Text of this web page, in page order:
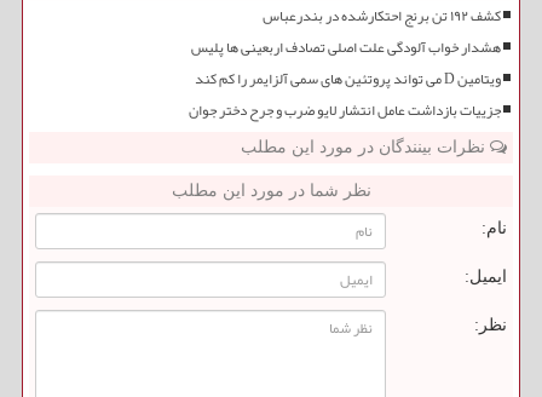
کشف ۱۹۲ تن برنج احتکارشده در بندرعباس
هشدار خواب آلودگی علت اصلی تصادف اربعینی ها پلیس
ویتامین D می تواند پروتئین های سمی آلزایمر را کم کند
جزییات بازداشت عامل انتشار لایو ضرب و جرح دختر جوان
نظرات بینندگان در مورد این مطلب
نظر شما در مورد این مطلب
نام:
ایمیل:
نظر: